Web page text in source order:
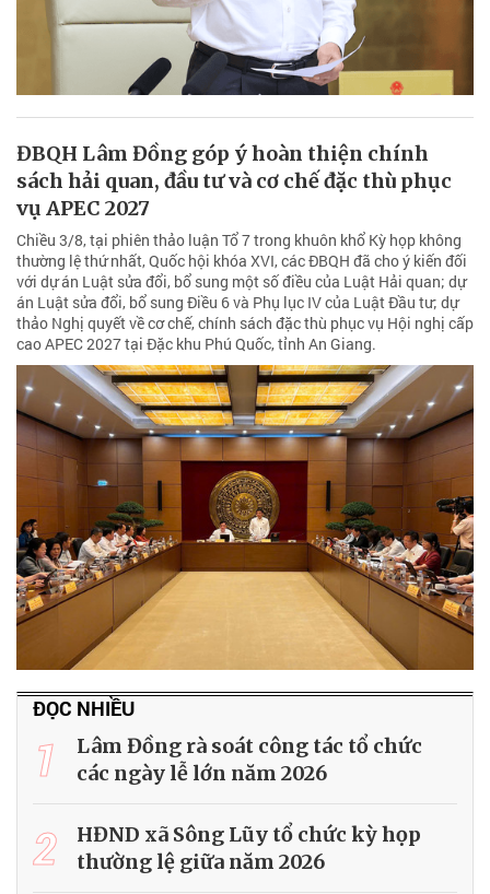
ĐBQH Lâm Đồng góp ý hoàn thiện chính
sách hải quan, đầu tư và cơ chế đặc thù phục
vụ APEC 2027
Chiều 3/8, tại phiên thảo luận Tổ 7 trong khuôn khổ Kỳ họp không
thường lệ thứ nhất, Quốc hội khóa XVI, các ĐBQH đã cho ý kiến đối
với dự án Luật sửa đổi, bổ sung một số điều của Luật Hải quan; dự
án Luật sửa đổi, bổ sung Điều 6 và Phụ lục IV của Luật Đầu tư; dự
thảo Nghị quyết về cơ chế, chính sách đặc thù phục vụ Hội nghị cấp
cao APEC 2027 tại Đặc khu Phú Quốc, tỉnh An Giang.
ĐỌC NHIỀU
1
Lâm Đồng rà soát công tác tổ chức
các ngày lễ lớn năm 2026
2
HĐND xã Sông Lũy tổ chức kỳ họp
thường lệ giữa năm 2026